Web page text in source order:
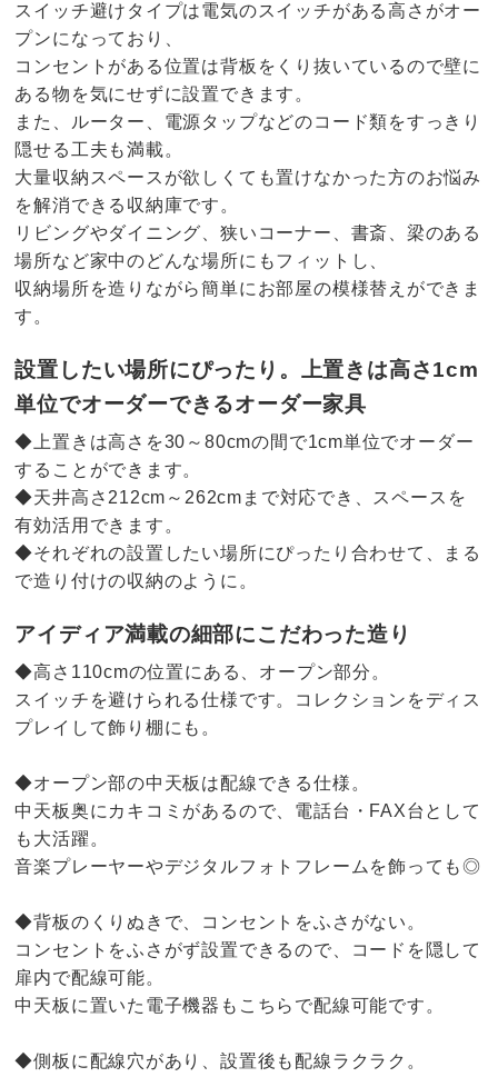
スイッチ避けタイプは電気のスイッチがある高さがオー
プンになっており、
コンセントがある位置は背板をくり抜いているので壁に
ある物を気にせずに設置できます。
また、ルーター、電源タップなどのコード類をすっきり
隠せる工夫も満載。
大量収納スペースが欲しくても置けなかった方のお悩み
を解消できる収納庫です。
リビングやダイニング、狭いコーナー、書斎、梁のある
場所など家中のどんな場所にもフィットし、
収納場所を造りながら簡単にお部屋の模様替えができま
す。
設置したい場所にぴったり。上置きは高さ1cm
単位でオーダーできるオーダー家具
◆上置きは高さを30～80cmの間で1cm単位でオーダー
することができます。
◆天井高さ212cm～262cmまで対応でき、スペースを
有効活用できます。
◆それぞれの設置したい場所にぴったり合わせて、まる
で造り付けの収納のように。
アイディア満載の細部にこだわった造り
◆高さ110cmの位置にある、オープン部分。
スイッチを避けられる仕様です。コレクションをディス
プレイして飾り棚にも。
◆オープン部の中天板は配線できる仕様。
中天板奥にカキコミがあるので、電話台・FAX台として
も大活躍。
音楽プレーヤーやデジタルフォトフレームを飾っても◎
◆背板のくりぬきで、コンセントをふさがない。
コンセントをふさがず設置できるので、コードを隠して
扉内で配線可能。
中天板に置いた電子機器もこちらで配線可能です。
◆側板に配線穴があり、設置後も配線ラクラク。